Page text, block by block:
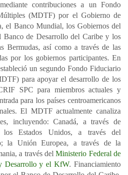
contribuciones a un Fondo
(MDTF) por el Gobierno de
el Banco Mundial, los Gobiernos del
de Desarrollo del Caribe y los
Bermudas, así como a través de las
por los gobiernos participantes. En
un segundo Fondo Fiduciario
para apoyar el desarrollo de los
SPC para miembros actuales y
para los países centroamericanos
El MDTF actualmente canaliza
incluyendo: Canadá, a través de
los Estados Unidos, a través del
la Unión Europea, a través de la
a través delMinisterio Federal de
Desarrollo y el KfW. Financiamiento